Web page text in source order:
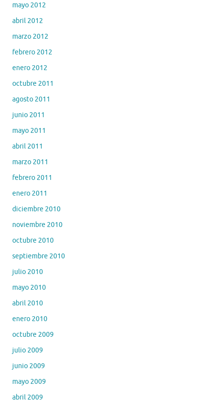
mayo 2012
abril 2012
marzo 2012
febrero 2012
enero 2012
octubre 2011
agosto 2011
junio 2011
mayo 2011
abril 2011
marzo 2011
febrero 2011
enero 2011
diciembre 2010
noviembre 2010
octubre 2010
septiembre 2010
julio 2010
mayo 2010
abril 2010
enero 2010
octubre 2009
julio 2009
junio 2009
mayo 2009
abril 2009